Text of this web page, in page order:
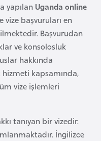
yapılan Uganda online
başvuruları en
Başvurudan
ve konsolosluk
hakkında
kapsamında,
vize işlemleri
tanıyan bir vizedir.
İngilizce